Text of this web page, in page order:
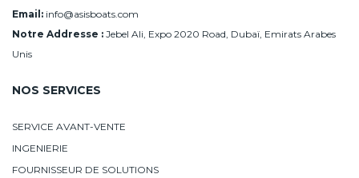
Email: info@asisboats.com
Notre Addresse : Jebel Ali, Expo 2020 Road, Dubaï, Emirats Arabes
Unis
NOS SERVICES
SERVICE AVANT-VENTE
INGENIERIE
FOURNISSEUR DE SOLUTIONS